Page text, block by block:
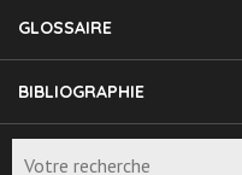
GLOSSAIRE
BIBLIOGRAPHIE